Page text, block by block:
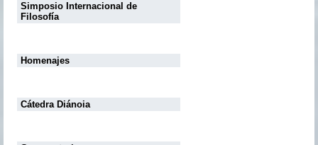
Simposio Internacional de
Filosofía
Homenajes
Cátedra Diánoia